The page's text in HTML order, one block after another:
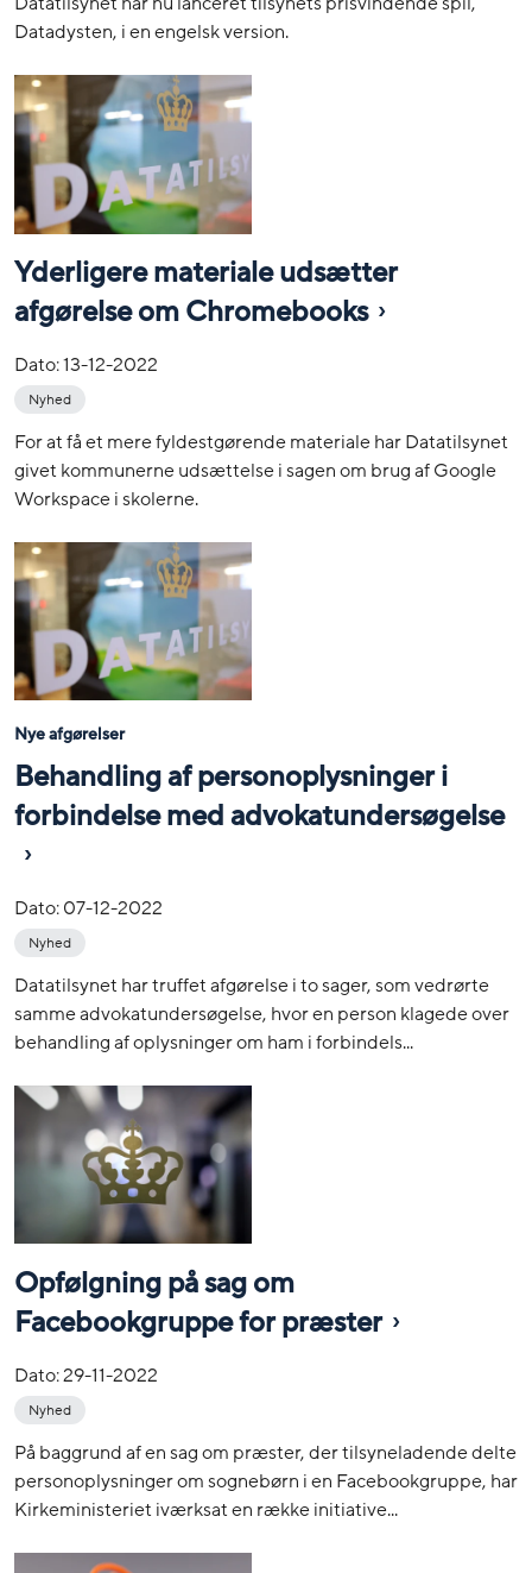
Datadysten, i en engelsk version.
Yderligere materiale udsætter
afgørelse om Chromebooks
Dato:13-12-2022
Nyhed
For at få et mere fyldestgørende materiale har Datatilsynet
givet kommunerne udsættelse i sagen om brug af Google
Workspace i skolerne.
Nye afgørelser
Behandling af personoplysninger i
forbindelse med advokatundersøgelse
Dato:07-12-2022
Nyhed
Datatilsynet har truffet afgørelse i to sager, som vedrørte
samme advokatundersøgelse, hvor en person klagede over
behandling af oplysninger om ham i forbindels...
Opfølgning på sag om
Facebookgruppe for præster
Dato:29-11-2022
Nyhed
På baggrund af en sag om præster, der tilsyneladende delte
personoplysninger om sognebørn i en Facebookgruppe, har
Kirkeministeriet iværksat en række initiative...